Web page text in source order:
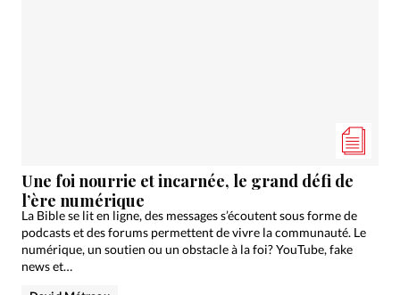
Une foi nourrie et incarnée, le grand défi de
l’ère numérique
La Bible se lit en ligne, des messages s’écoutent sous forme de
podcasts et des forums permettent de vivre la communauté. Le
numérique, un soutien ou un obstacle à la foi? YouTube, fake
news et…